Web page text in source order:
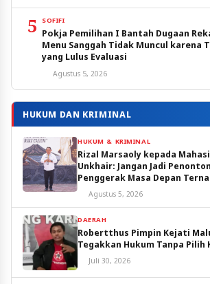
5 SOFIFI
Pokja Pemilihan I Bantah Dugaan
Menu Sanggah Tidak Muncul karena
yang Lulus Evaluasi
Agustus 5, 2026
HUKUM DAN KRIMINAL
HUKUM & KRIMINAL
Rizal Marsaoly kepada
Unkhair: Jangan Jadi
Penggerak Masa Depan
Utara
Agustus 5, 2026
DAERAH
Robertthus Pimpin Kejati
Tegakkan Hukum Tanpa Pilih
Juli 30, 2026